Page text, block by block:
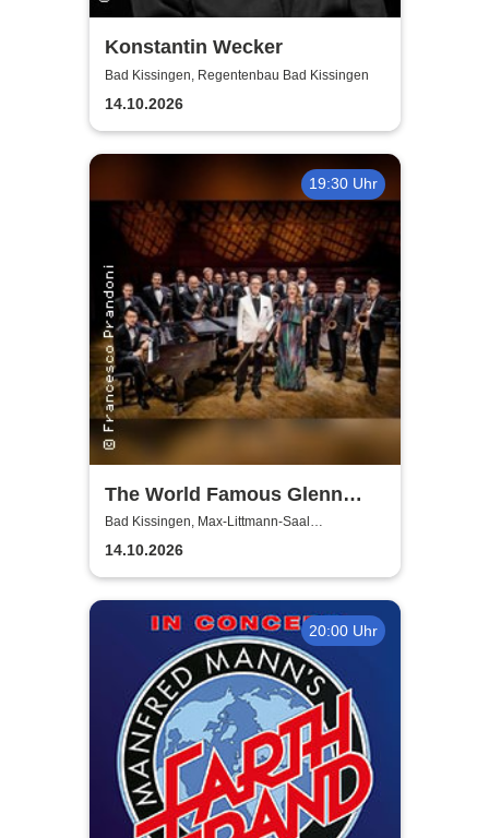
Konstantin Wecker
Bad Kissingen, Regentenbau Bad Kissingen
14.10.2026
19:30 Uhr
The World Famous Glenn
Miller Orchestra
Bad Kissingen, Max-Littmann-Saal
(Regentenbau)
14.10.2026
20:00 Uhr